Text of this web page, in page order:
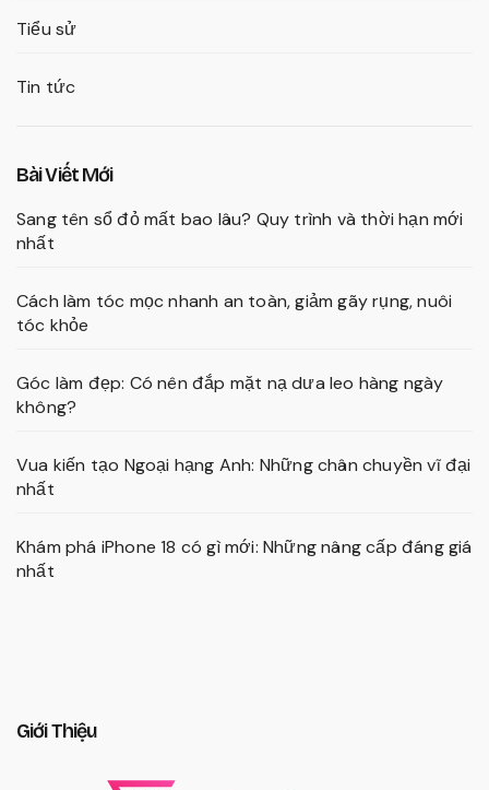
Tiểu sử
Tin tức
Bài Viết Mới
Sang tên sổ đỏ mất bao lâu? Quy trình và thời hạn mới
nhất
Cách làm tóc mọc nhanh an toàn, giảm gãy rụng, nuôi
tóc khỏe
Góc làm đẹp: Có nên đắp mặt nạ dưa leo hàng ngày
không?
Vua kiến tạo Ngoại hạng Anh: Những chân chuyền vĩ đại
nhất
Khám phá iPhone 18 có gì mới: Những nâng cấp đáng giá
nhất
Giới Thiệu